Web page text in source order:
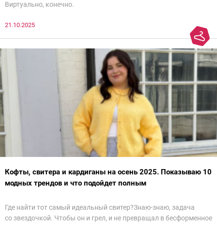
Виртуально, конечно.
21.10.2025
Кофты, свитера и кардиганы на осень 2025. Показываю 10
модных трендов и что подойдет полным
Где найти тот самый идеальный свитер?Знаю-знаю, задача
со звездочкой. Чтобы он и грел, и не превращал в бесформенное